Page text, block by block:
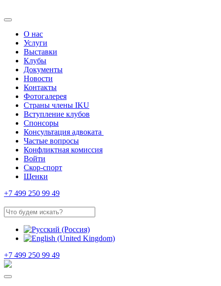
О нас
Услуги
Выставки
Клубы
Документы
Новости
Контакты
Фотогалерея
Страны члены IKU
Вступление клубов​
Спонсоры
Консультация адвоката ​
Частые вопросы
Конфликтная комиссия
Войти
Скор-спорт
Щенки
+7 499 250 99 49
+7 499 250 99 49